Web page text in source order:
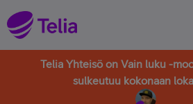
Telia Yhteisö on Vain luku -
sulkeutuu kokonaan